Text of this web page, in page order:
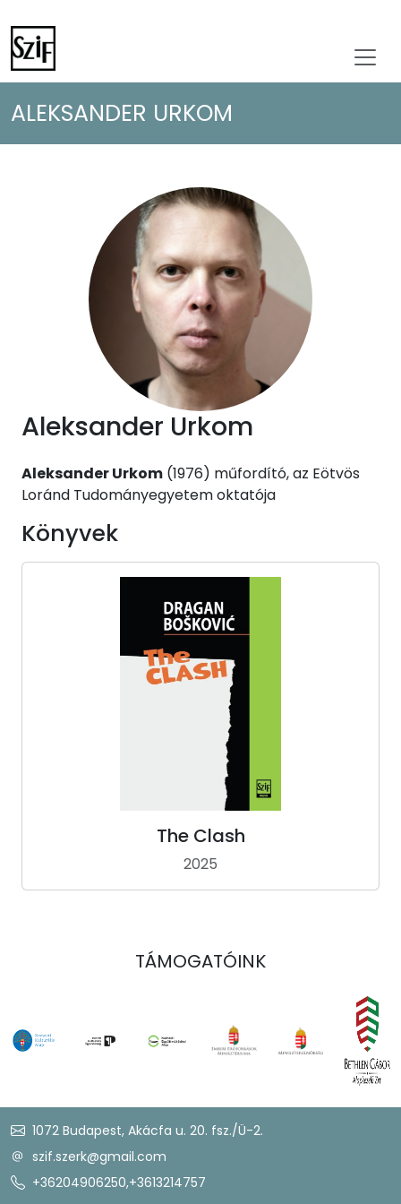
ALEKSANDER URKOM
Aleksander Urkom
Aleksander Urkom (1976) műfordító, az Eötvös
Loránd Tudományegyetem oktatója
Könyvek
The Clash
2025
TÁMOGATÓINK
1072 Budapest, Akácfa u. 20. fsz./Ü-2.
szif.szerk@gmail.com
+36204906250,+3613214757